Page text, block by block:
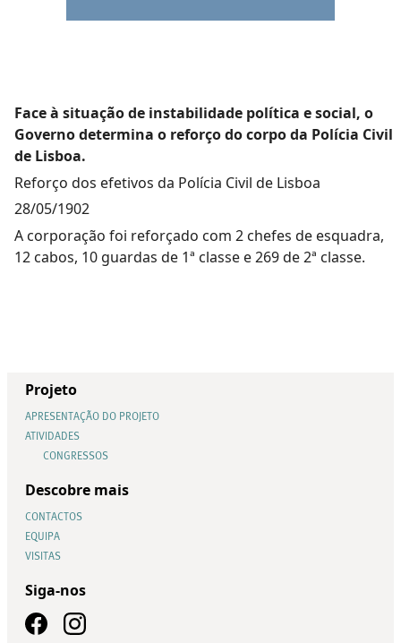
Face à situação de instabilidade política e social, o
Governo determina o reforço do corpo da Polícia Civil
de Lisboa.
Reforço dos efetivos da Polícia Civil de Lisboa
28/05/1902
A corporação foi reforçado com 2 chefes de esquadra,
12 cabos, 10 guardas de 1ª classe e 269 de 2ª classe.
Projeto
APRESENTAÇÃO DO PROJETO
ATIVIDADES
CONGRESSOS
Descobre mais
CONTACTOS
EQUIPA
VISITAS
Siga-nos